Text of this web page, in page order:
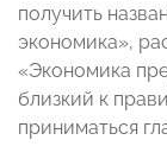
получить
экономика»,
«Экономика
близкий к
приниматься